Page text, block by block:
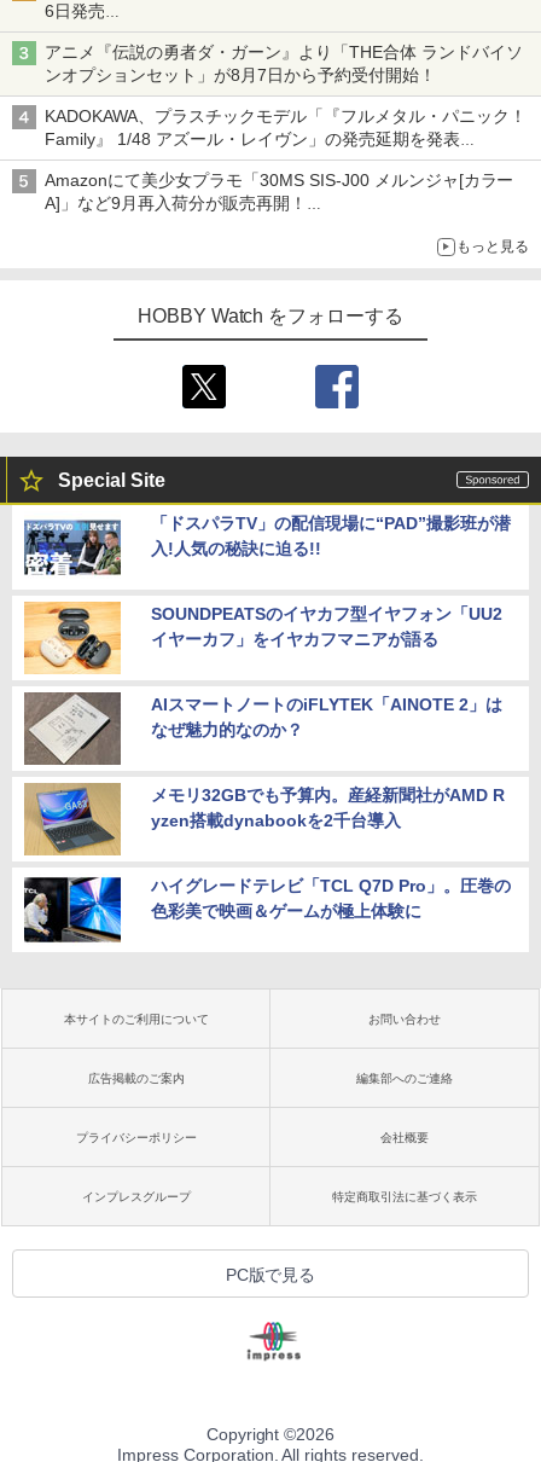
6日発売
チューバ、テナサクなど5種各3色
アニメ『伝説の勇者ダ・ガーン』より「THE合体 ランドバイソ
ンオプションセット」が8月7日から予約受付開始！
KADOKAWA、プラスチックモデル「『フルメタル・パニック！
Family』 1/48 アズール・レイヴン」の発売延期を発表
8月から9月に延期
Amazonにて美少女プラモ「30MS SIS-J00 メルンジャ[カラー
A]」など9月再入荷分が販売再開！
もっと見る
HOBBY Watch をフォローする
Special Site
「ドスパラTV」の配信現場に“PAD”撮影班が潜
入!人気の秘訣に迫る!!
SOUNDPEATSのイヤカフ型イヤフォン「UU2
イヤーカフ」をイヤカフマニアが語る
AIスマートノートのiFLYTEK「AINOTE 2」は
なぜ魅力的なのか？
メモリ32GBでも予算内。産経新聞社がAMD R
yzen搭載dynabookを2千台導入
ハイグレードテレビ「TCL Q7D Pro」。圧巻の
色彩美で映画＆ゲームが極上体験に
本サイトのご利用について お問い合わせ
広告掲載のご案内 編集部へのご連絡
プライバシーポリシー 会社概要
インプレスグループ 特定商取引法に基づく表示
PC版で見る
Copyright ©2026
Impress Corporation. All rights reserved.